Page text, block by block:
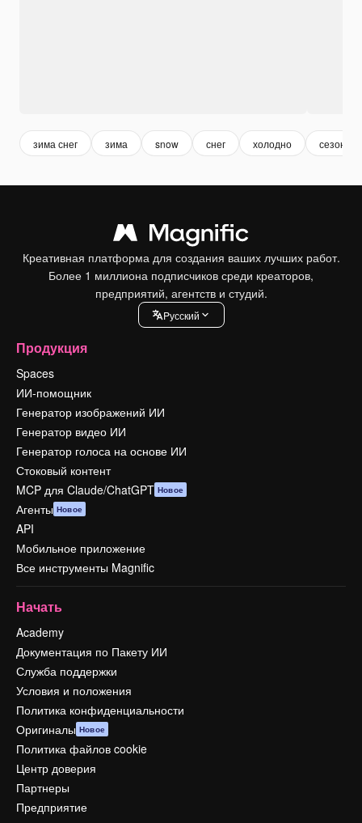
зима снег зима snow снег холодно сезон
Креативная платформа для создания ваших лучших работ.
Более 1 миллиона подписчиков среди креаторов,
предприятий, агентств и студий.
Pусский
Продукция
Spaces
ИИ-помощник
Генератор изображений ИИ
Генератор видео ИИ
Генератор голоса на основе ИИ
Стоковый контент
MCP для Claude/ChatGPT Новое
Агенты Новое
API
Мобильное приложение
Все инструменты Magnific
Начать
Academy
Документация по Пакету ИИ
Служба поддержки
Условия и положения
Политика конфиденциальности
Оригиналы Новое
Политика файлов cookie
Центр доверия
Партнеры
Предприятие